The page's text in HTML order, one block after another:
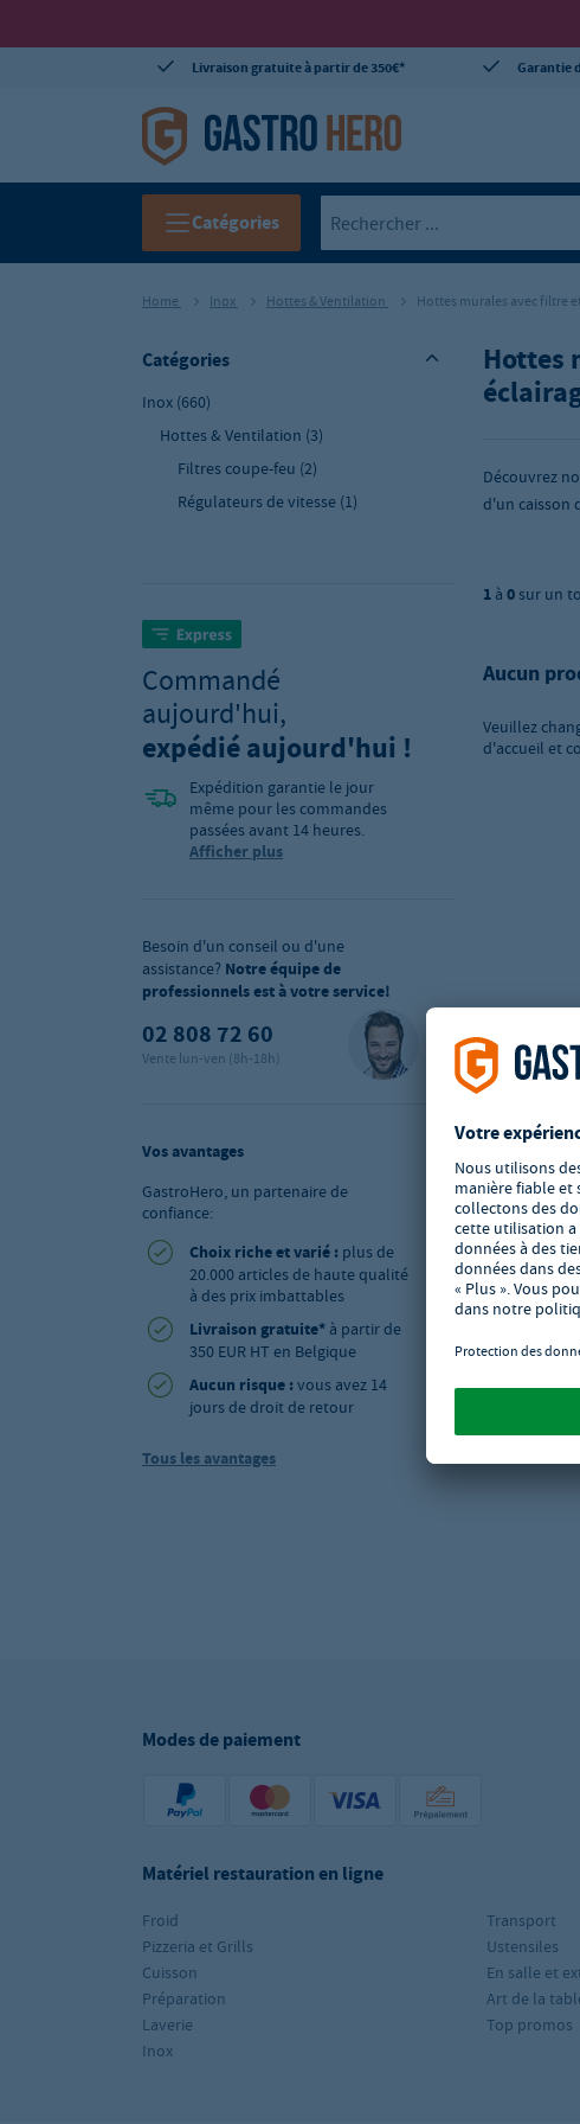
Livraison gratuite à partir de 350€* Garantie
Catégories
Home Inox Hottes & Ventilation Hottes murales avec filtre
Catégories
Inox (660)
Hottes & Ventilation (3)
Filtres coupe-feu (2)
Régulateurs de vitesse (1)
Commandé
aujourd'hui,
expédié aujourd'hui !
Expédition garantie le jour
même pour les commandes
passées avant 14 heures.
Afficher plus
Besoin d'un conseil ou d'une
assistance? Notre équipe de
professionnels est à votre service!
02 808 72 60
Vente lun-ven (8h-18h)
Vos avantages
GastroHero, un partenaire de
confiance:
Choix riche et varié : plus de
20.000 articles de haute qualité
à des prix imbattables
Livraison gratuite* à partir de
350 EUR HT en Belgique
Aucun risque :vous avez 14
jours de droit de retour
Tous les avantages
Hottes
Découvrez
d'un caisson
1 à 0 sur un
Aucun
Veuillez
d'accueil et
Modes de paiement
Matériel restauration en ligne
Froid
Pizzeria et Grills
Cuisson
Préparation
Laverie
Inox
Transport
Ustensiles
En salle et
Art de la
Top promos